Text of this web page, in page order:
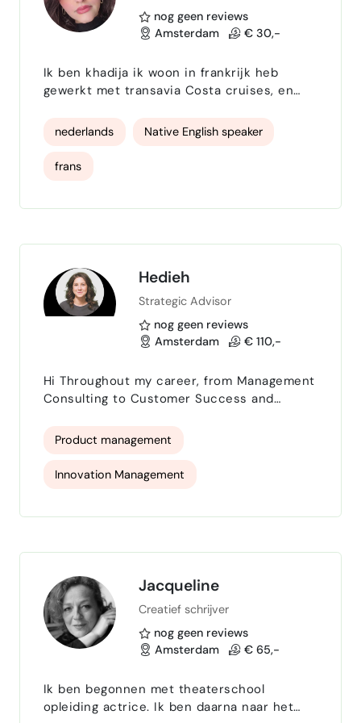
Opstellen van bezwaarschriften
Bezwaarprocedures tegen overheidsbesluiten
nog geen reviews
Amsterdam
€ 30,-
Ik ben khadija ik woon in frankrijk heb
gewerkt met transavia Costa cruises, en
nederlandse engels frans en arabisch
nederlands Native English speaker
frans
Hedieh
Strategic Advisor
nog geen reviews
Amsterdam
€ 110,-
Hi Throughout my career, from Management
Consulting to Customer Success and
gained a 360-degree perspective of what
drives success. I've witnessed how ideas
transform into market-ready solutions,
improving outcomes for patients and
breaking silos and fostering interplay
ecosystem, creat…
Product management
Innovation Management
Dutch Swedish HealthTech
MedTech
Jacqueline
Creatief schrijver
nog geen reviews
Amsterdam
€ 65,-
Ik ben begonnen met theaterschool
opleiding actrice. Ik ben daarna naar het